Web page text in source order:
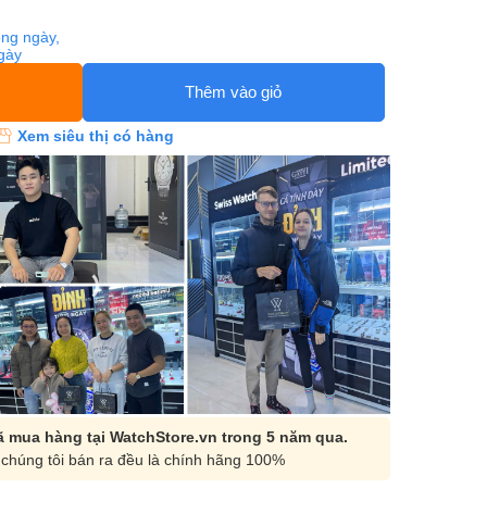
ngày,
Thêm vào giỏ
Xem siêu thị có hàng
mua hàng tại WatchStore.vn trong 5 năm qua.
tôi bán ra đều là chính hãng 100%